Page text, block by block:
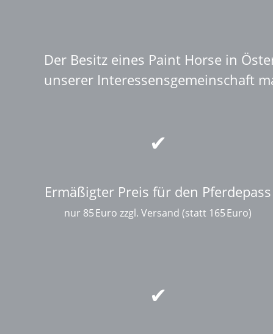
Der Besitz eines Paint Horse in
unserer Interessensgemeinschaft
Ermäßigter Preis für den Pferdepass
nur 85 Euro zzgl. Versand (statt 165 Euro)